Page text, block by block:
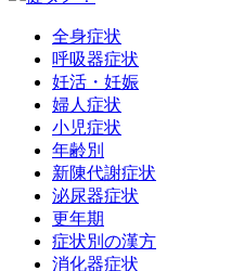
全身症状
呼吸器症状
妊活・妊娠
婦人症状
小児症状
年齢別
新陳代謝症状
泌尿器症状
更年期
症状別の漢方
消化器症状